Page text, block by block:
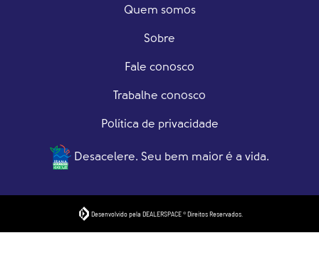
Quem somos
Sobre
Fale conosco
Trabalhe conosco
Política de privacidade
Desacelere. Seu bem maior é a vida.
Desenvolvido pela DEALERSPACE ® Direitos Reservados.